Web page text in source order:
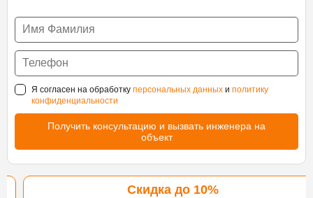
Я согласен на обработку персональных данных и политику
конфиденциальности
Скидка до 10%